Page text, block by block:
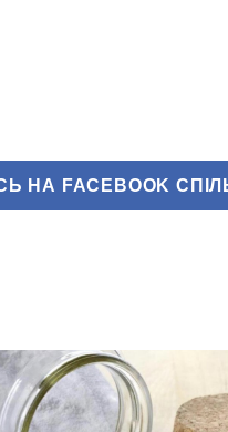
НА FACEBOOK